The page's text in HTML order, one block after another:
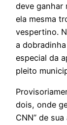
deve ganhar
ela mesma
vespertino.
a
especial da
pleito
dois, onde
CNN” de